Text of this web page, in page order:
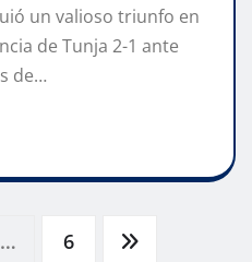
un valioso triunfo en
de Tunja 2-1 ante
de…
… 6